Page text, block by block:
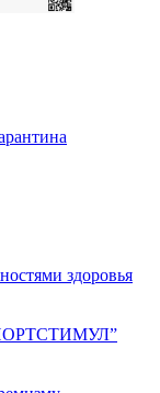
здоровья